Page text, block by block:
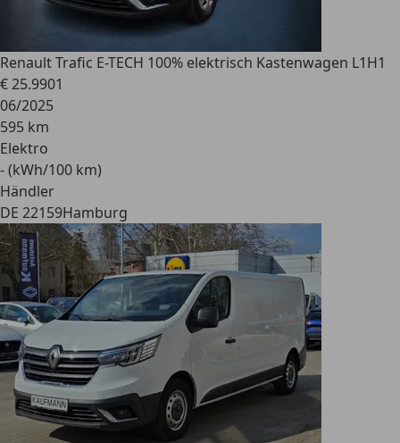
RenaultTrafic E-TECH 100% elektrisch Kastenwagen L1H1
€ 25.9901
06/2025
595 km
Elektro
- (kWh/100 km)
Händler
DE 22159Hamburg